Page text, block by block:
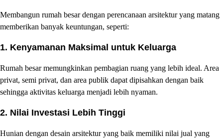
Membangun rumah besar dengan perencanaan arsitektur yang matang
memberikan banyak keuntungan, seperti:
1. Kenyamanan Maksimal untuk Keluarga
Rumah besar memungkinkan pembagian ruang yang lebih ideal. Area
privat, semi privat, dan area publik dapat dipisahkan dengan baik
sehingga aktivitas keluarga menjadi lebih nyaman.
2. Nilai Investasi Lebih Tinggi
Hunian dengan desain arsitektur yang baik memiliki nilai jual yang